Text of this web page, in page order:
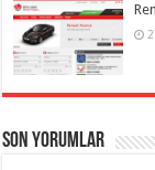
Son Yorumlar